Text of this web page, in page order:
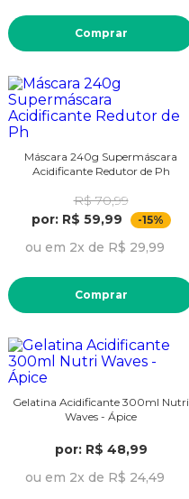
Comprar
Máscara 240g Supermáscara
Acidificante Redutor de Ph
R$ 70,99
por: R$ 59,99
-15%
ou em 2x de R$ 29,99
Comprar
Gelatina Acidificante 300ml Nutri
Waves - Ápice
por: R$ 48,99
ou em 2x de R$ 24,49